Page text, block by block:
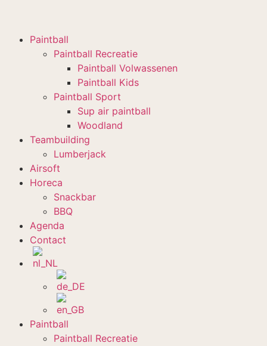
Paintball
Paintball Recreatie
Paintball Volwassenen
Paintball Kids
Paintball Sport
Sup air paintball
Woodland
Teambuilding
Lumberjack
Airsoft
Horeca
Snackbar
BBQ
Agenda
Contact
Paintball
Paintball Recreatie